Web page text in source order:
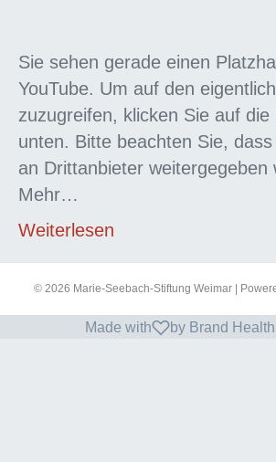
Sie sehen gerade einen
YouTube. Um auf den
zuzugreifen, klicken Sie auf die
unten. Bitte beachten Sie,
an Drittanbieter weitergegeben
Mehr…
Weiterlesen
© 2026 Marie-Seebach-Stiftung Weimar
Made with by Brand